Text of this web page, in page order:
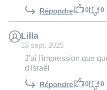
Répondre 0 0
Lilla
13 sept. 2025
J'ai l'impression que
d'Israël
Répondre 0 0